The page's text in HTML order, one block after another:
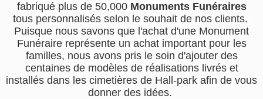
fabriqué plus de 50,000 Monuments Funéraires
tous personnalisés selon le souhait de nos clients.
Puisque nous savons que l'achat d'une Monument
Funéraire représente un achat important pour les
familles, nous avons pris le soin d'ajouter des
centaines de modèles de réalisations livrés et
installés dans les cimetières de Hall-park afin de vous
donner des idées.